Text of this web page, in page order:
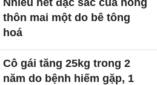
thôn mai một do bê tông
hoá
Cô gái tăng 25kg trong 2
năm do bệnh hiếm gặp, 1